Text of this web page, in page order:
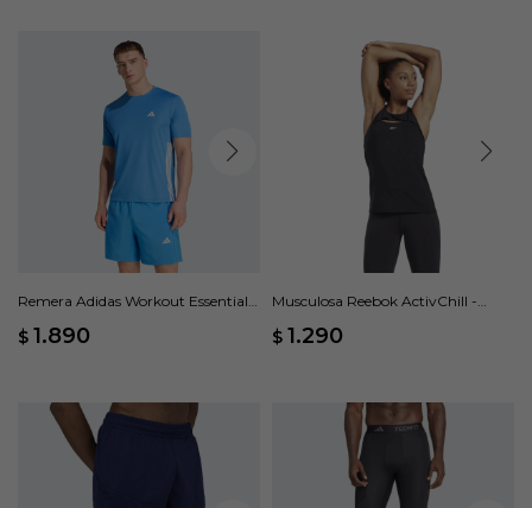
Remera Adidas Workout Essentials
$ 1.890
Musculosa Reebok ActivChill -
$ 1.290